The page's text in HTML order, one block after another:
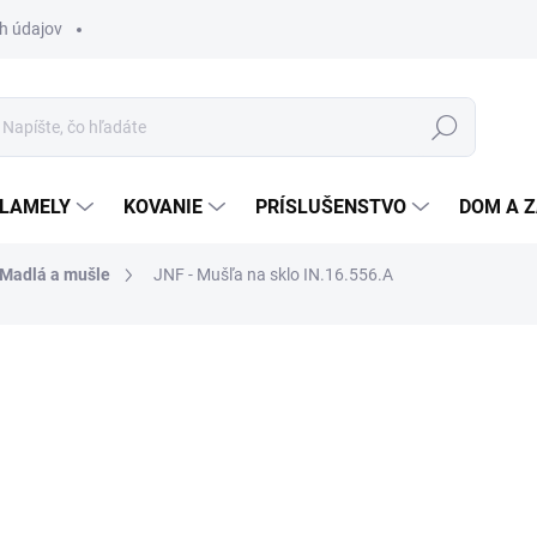
údajov
Hľadať
KOVANIE PRÍSLUŠENSTVO DOM A
Madlá a mušle JNF - Mušľa na sklo IN.16.556.A